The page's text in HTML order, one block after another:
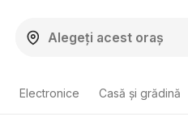
Electronice Casă și grădină